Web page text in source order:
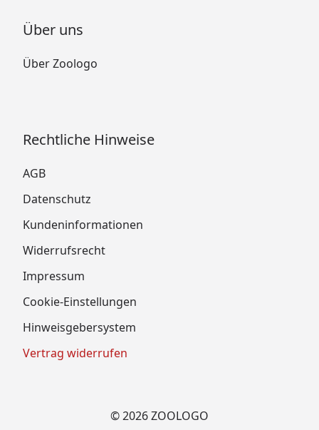
Über uns
Über Zoologo
Rechtliche Hinweise
AGB
Datenschutz
Kundeninformationen
Widerrufsrecht
Impressum
Cookie-Einstellungen
Hinweisgebersystem
Vertrag widerrufen
© 2026 ZOOLOGO